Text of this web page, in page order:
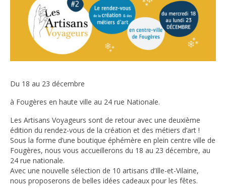
Du 18 au 23 décembre
à Fougères en haute ville au 24 rue Nationale.
Les Artisans Voyageurs sont de retour avec une deuxième
édition du rendez-vous de la création et des métiers d’art !
Sous la forme d’une boutique éphémère en plein centre ville de
Fougères, nous vous accueillerons du 18 au 23 décembre, au
24 rue nationale.
Avec une nouvelle sélection de 10 artisans d’Ille-et-Vilaine,
nous proposerons de belles idées cadeaux pour les fêtes.